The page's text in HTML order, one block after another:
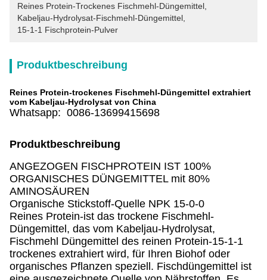
Reines Protein-Trockenes Fischmehl-Düngemittel
Kabeljau-Hydrolysat-Fischmehl-Düngemittel
15-1-1 Fischprotein-Pulver
Produktbeschreibung
Reines Protein-trockenes Fischmehl-Düngemittel extrahiert
vom Kabeljau-Hydrolysat von China
Whatsapp: 0086-13699415698
Produktbeschreibung
ANGEZOGEN FISCHPROTEIN IST 100%
ORGANISCHES DÜNGEMITTEL mit 80%
AMINOSÄUREN
Organische Stickstoff-Quelle NPK 15-0-0
Reines Protein-ist das trockene Fischmehl-
Düngemittel, das vom Kabeljau-Hydrolysat,
Fischmehl Düngemittel des reinen Protein-15-1-1
trockenes extrahiert wird, für Ihren Biohof oder
organisches Pflanzen speziell. Fischdüngemittel ist